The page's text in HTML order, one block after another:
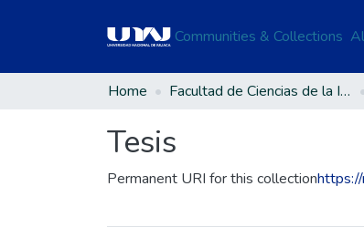
Communities & Collections
Home Facultad de Ciencias de la Ingeniería
Tesis
Permanent URI for this collection